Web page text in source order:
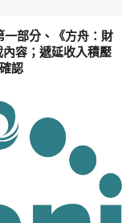
部分、《方舟：財
容；遞延收入積壓
認